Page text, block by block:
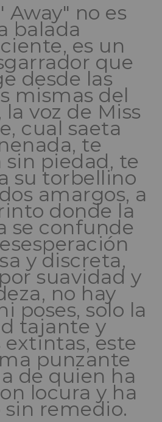
Away" no es
balada
es un
que
desde las
mismas del
voz de Miss
cual saeta
te
sin piedad, te
su torbellino
amargos, a
donde la
se confunde
y discreta,
suavidad y
no hay
poses, solo la
tajante y
extintas, este
punzante
de quien ha
locura y ha
remedio.